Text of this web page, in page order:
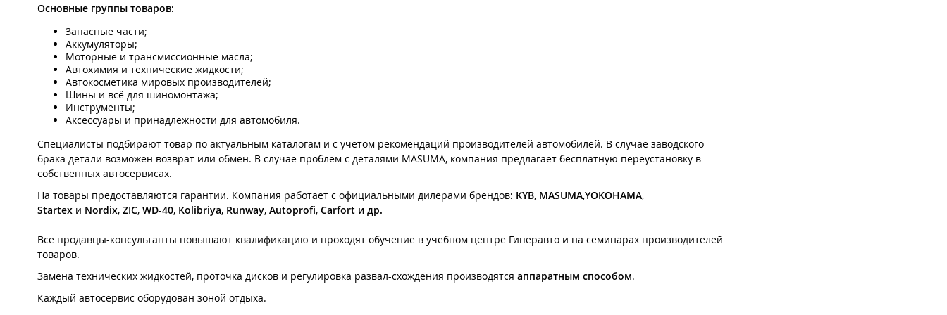
Основные группы товаров:
Запасные части;
Аккумуляторы;
Моторные и трансмиссионные масла;
Автохимия и технические жидкости;
Автокосметика мировых производителей;
Шины и всё для шиномонтажа;
Инструменты;
Аксессуары и принадлежности для автомобиля.
Специалисты подбирают товар по актуальным каталогам и с учетом рекомендаций производителей автомобилей. В случае заводского
брака детали возможен возврат или обмен. В случае проблем с деталями MASUMA, компания предлагает бесплатную переустановку в
собственных автосервисах.
На товары предоставляются гарантии. Компания работает с официальными дилерами брендов: KYB, MASUMA,YOKOHAMA,
Startex и Nordix, ZIC, WD-40, Kolibriya, Runway, Autoprofi, Carfort и др.
Все продавцы-консультанты повышают квалификацию и проходят обучение в учебном центре Гиперавто и на семинарах производителей
товаров.
Замена технических жидкостей, проточка дисков и регулировка развал-схождения производятся аппаратным способом.
Каждый автосервис оборудован зоной отдыха.